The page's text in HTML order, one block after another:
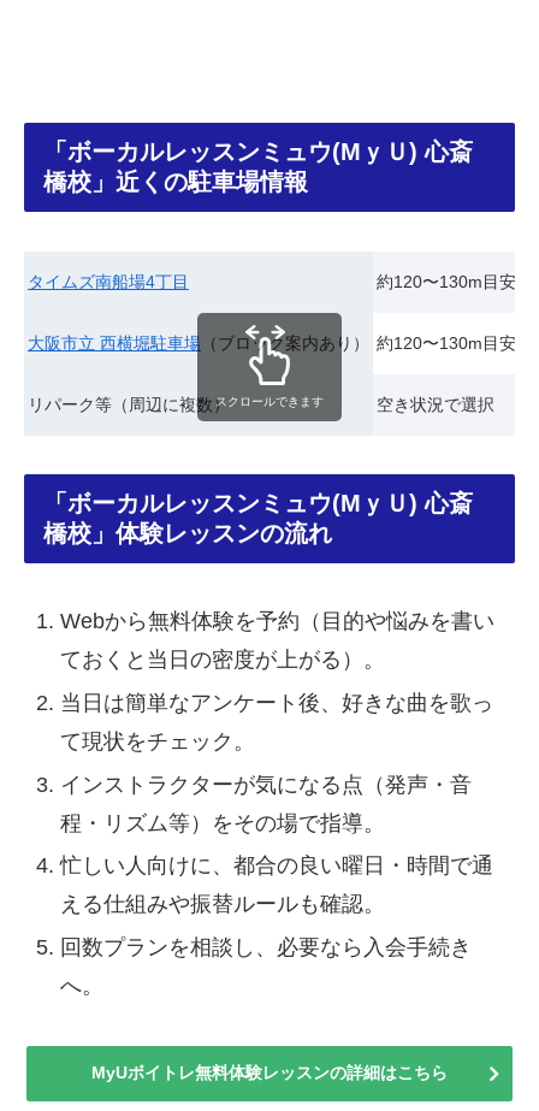
「ボーカルレッスンミュウ(MｙＵ) 心斎
橋校」近くの駐車場情報
タイムズ南船場4丁目 約120〜130m目安
大阪市立 西横堀駐車場 （ブロック案内あり） 約120〜130m目安
リパーク等（周辺に複数） 空き状況で選択
スクロールできます
「ボーカルレッスンミュウ(MｙＵ) 心斎
橋校」体験レッスンの流れ
Webから無料体験を予約（目的や悩みを書い
ておくと当日の密度が上がる）。
当日は簡単なアンケート後、好きな曲を歌っ
て現状をチェック。
インストラクターが気になる点（発声・音
程・リズム等）をその場で指導。
忙しい人向けに、都合の良い曜日・時間で通
える仕組みや振替ルールも確認。
回数プランを相談し、必要なら入会手続き
へ。
MyUボイトレ無料体験レッスンの詳細はこちら